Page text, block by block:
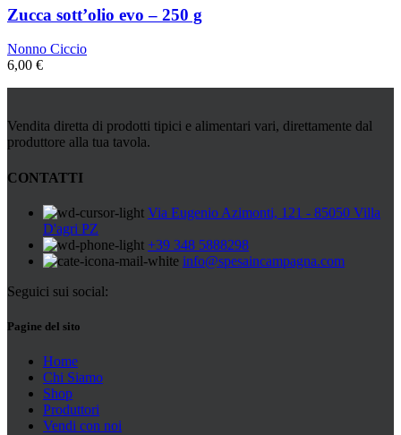
Zucca sott’olio evo – 250 g
Nonno Ciccio
6,00 €
Vendita diretta di prodotti tipici e alimentari vari, direttamente dal
produttore alla tua tavola.
CONTATTI
Via Eugenio Azimonti, 121 - 85050 Villa
D'agri PZ
+39 348 5888298
info@spesaincampagna.com
Seguici sui social:
Pagine del sito
Home
Chi Siamo
Shop
Produttori
Vendi con noi